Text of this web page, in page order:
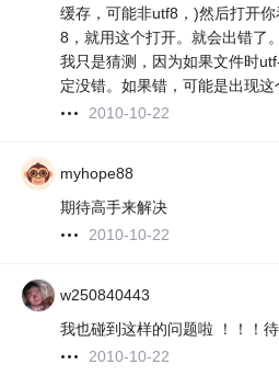
缓存，可能非utf8，)然后打开
8，就用这个打开。就会出错了。
我只是猜测，因为如果文件时
定没错。如果错，可能是出现这
2010-10-22
myhope88
期待高手来解决
2010-10-22
w250840443
我也碰到这样的问题啦 ！！！
2010-10-22